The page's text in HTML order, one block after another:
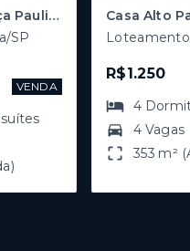
Casa à Venda em Bragança Paulista - Condomínio Campos do Conde
SP
VENDA
suítes
R$1.250
4
4 Vagas
353 m²